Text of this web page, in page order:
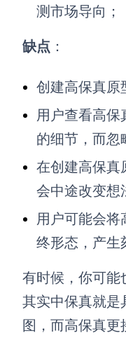
测市场导向；
缺点 ：
创建高保真原
用户查看高保
的细节，而忽
在创建高保真
会中途改变想
用户可能会将
终形态，产生
有时候，你可能
其实中保真就是
图，而高保真更